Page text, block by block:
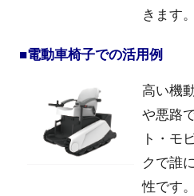
きます。
■電動車椅子での活用例
高い機
や悪路
ト・モ
クで誰
性です